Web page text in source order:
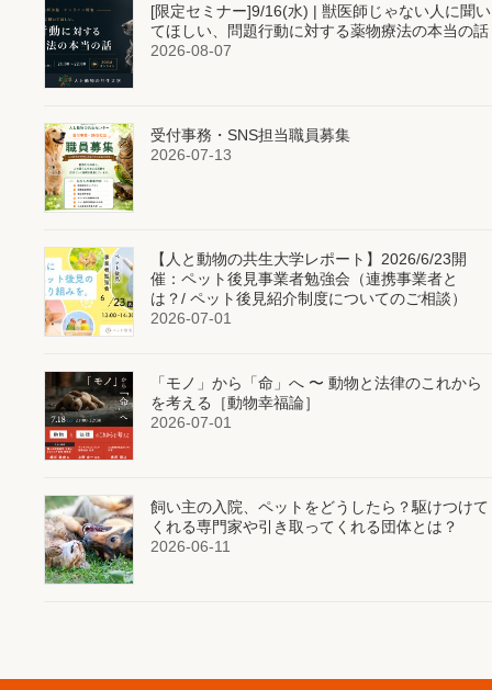
[限定セミナー]9/16(水) | 獣医師じゃない人に聞い
てほしい、問題行動に対する薬物療法の本当の話
2026-08-07
受付事務・SNS担当職員募集
2026-07-13
【人と動物の共生大学レポート】2026/6/23開
催：ペット後見事業者勉強会（連携事業者と
は？/ ペット後見紹介制度についてのご相談）
2026-07-01
「モノ」から「命」へ 〜 動物と法律のこれから
を考える［動物幸福論］
2026-07-01
飼い主の入院、ペットをどうしたら？駆けつけて
くれる専門家や引き取ってくれる団体とは？
2026-06-11